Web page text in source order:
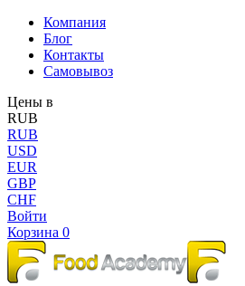
Компания
Блог
Контакты
Самовывоз
Цены в
RUB
RUB
USD
EUR
GBP
CHF
Войти
Корзина 0